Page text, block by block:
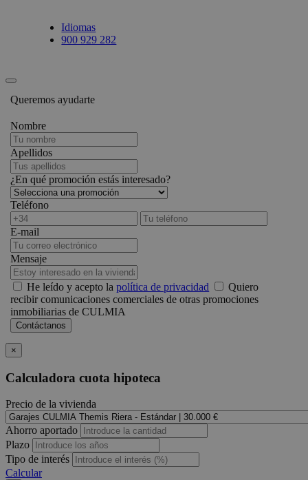
Idiomas
900 929 282
Queremos ayudarte
Nombre
Apellidos
¿En qué promoción estás interesado?
Teléfono
E-mail
Mensaje
He leído y acepto lapolítica de privacidad
Quiero
recibir comunicaciones comerciales de otras promociones
inmobiliarias de CULMIA
×
Calculadora cuota hipoteca
Precio de la vivienda
Ahorro aportado
Plazo
Tipo de interés
Calcular